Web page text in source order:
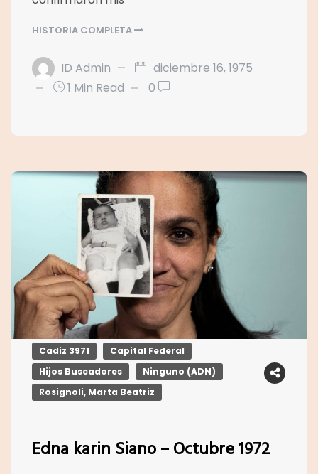
HISTORIA COMPLETA
ID Admin
diciembre 16, 1975
1 Min Read
0
Cadiz 3971
Capital Federal
Hijos Buscadores
Ninguno (ADN)
Rosignoli, Marta Beatriz
Edna karin Siano – Octubre 1972